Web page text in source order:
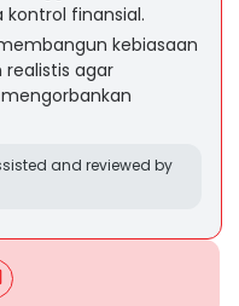
finansial.
kebiasaan
agar
and reviewed by